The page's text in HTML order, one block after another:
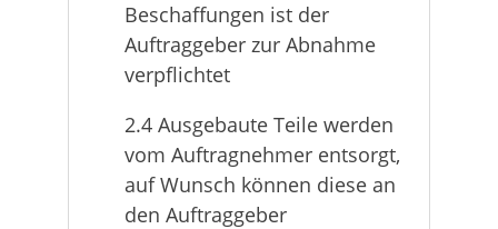
Beschaffungen ist der
Auftraggeber zur Abnahme
verpflichtet
2.4 Ausgebaute Teile werden
vom Auftragnehmer entsorgt,
auf Wunsch können diese an
den Auftraggeber